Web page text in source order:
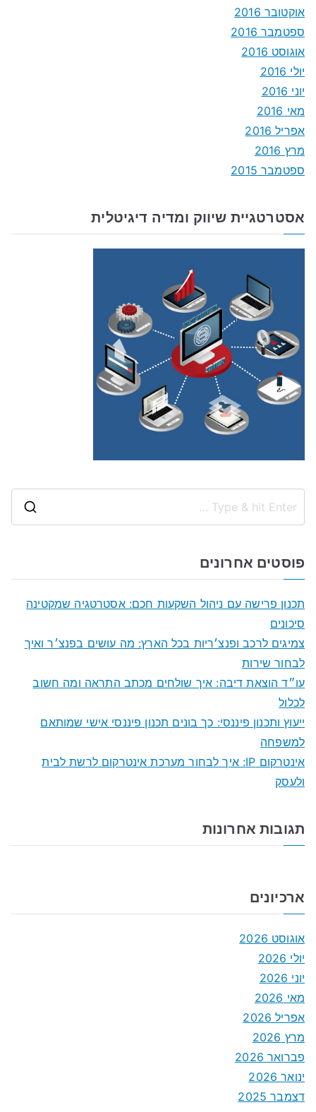
אוקטובר 2016
ספטמבר 2016
אוגוסט 2016
יולי 2016
יוני 2016
מאי 2016
אפריל 2016
מרץ 2016
ספטמבר 2015
אסטרטגיית שיווק ומדיה דיגיטלית
פוסטים אחרונים
תכנון פרישה עם ניהול השקעות חכם: אסטרטגיה שמקטינה
סיכונים
צמיגים לרכב ופנצ׳ריות בכל הארץ: מה עושים בפנצ׳ר ואיך
לבחור שירות
עו״ד הוצאת דיבה: איך שולחים מכתב התראה ומה חשוב
לכלול
ייעוץ ותכנון פיננסי: כך בונים תכנון פיננסי אישי שמותאם
למשפחה
אינטרקום IP: איך לבחור מערכת אינטרקום לרשת לבית
ולעסק
תגובות אחרונות
ארכיונים
אוגוסט 2026
יולי 2026
יוני 2026
מאי 2026
אפריל 2026
מרץ 2026
פברואר 2026
ינואר 2026
דצמבר 2025